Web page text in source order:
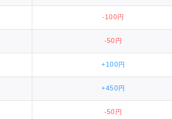
-100円
-50円
+100円
+450円
-50円